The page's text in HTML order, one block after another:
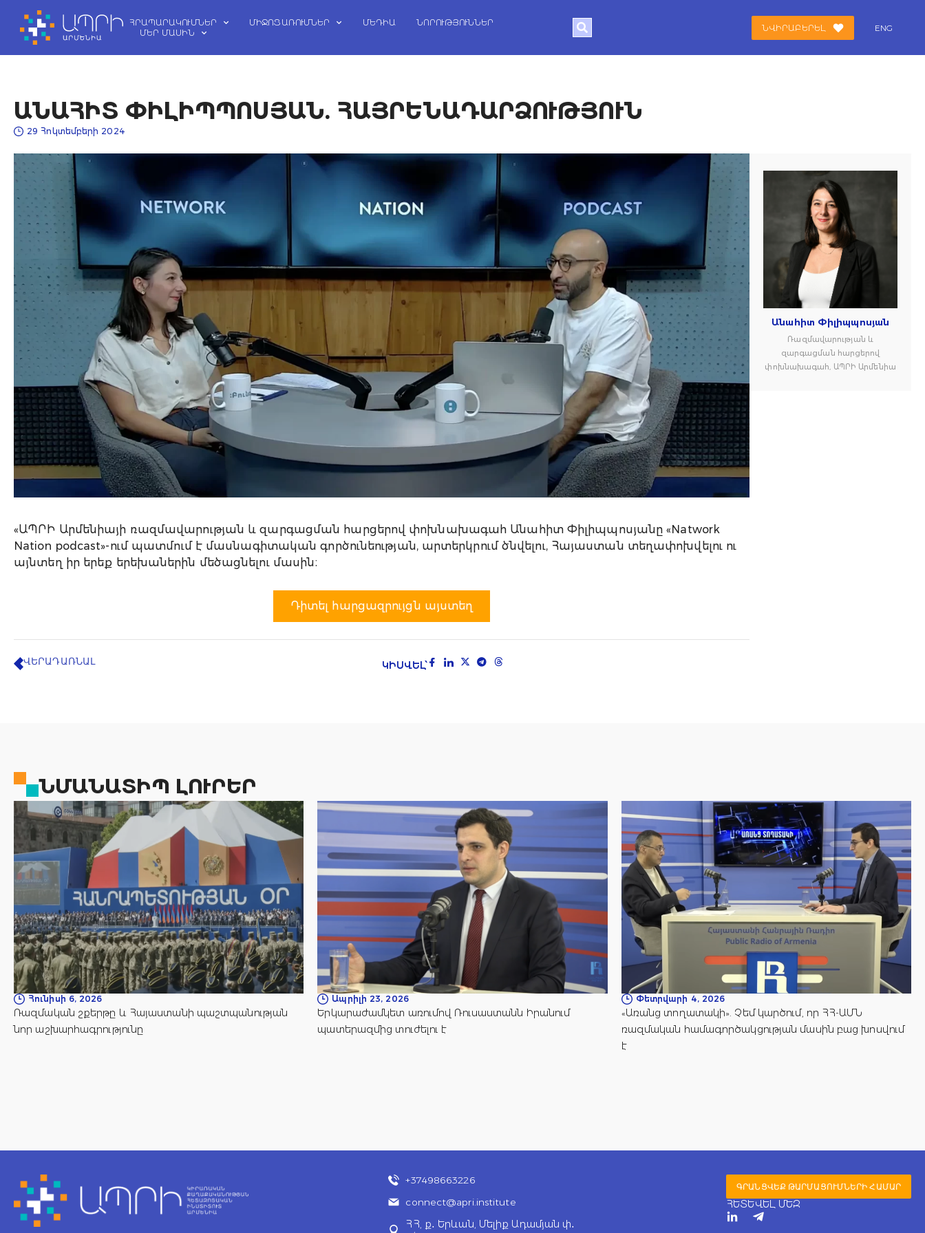
content
ՀՐԱՊԱՐԱԿՈՒՄՆԵՐ ՄԻՋՈՑԱՌՈՒՄՆԵՐ ՄԵԴԻԱ
ՆՈՐՈՒԹՅՈՒՆՆԵՐ
ՄԵՐ ՄԱՍԻՆ
Search ՆՎԻՐԱԲԵՐԵԼ ENG
ԱՆԱՀԻՏ ՓԻԼԻՊՊՈՍՅԱՆ. ՀԱՅՐԵՆԱԴԱՐՁՈՒԹՅՈՒՆ
29 Հոկտեմբերի 2024
«ԱՊՐԻ Արմենիայի ռազմավարության և զարգացման հարցերով փոխնախագահ Անահիտ Փիլիպպոսյանը «Natwork
Nation podcast»-ում պատմում է մասնագիտական գործունեության, արտերկրում ծնվելու, Հայաստան տեղափոխվելու ու
այնտեղ իր երեք երեխաներին մեծացնելու մասին։
Դիտել հարցազրույցն այստեղ
ՎԵՐԱԴԱՌՆԱԼ ԿԻՍՎԵԼ՝
Անահիտ Փիլիպպոսյան
Ռազմավարության և
զարգացման հարցերով
փոխնախագահ, ԱՊՐԻ Արմենիա
ՆՄԱՆԱՏԻՊ ԼՈՒՐԵՐ
Հունիսի 6, 2026
Ռազմական շքերթը և Հայաստանի պաշտպանության
նոր աշխարհագրությունը
Ապրիլի 23, 2026
Երկարաժամկետ առումով Ռուսաստանն Իրանում
պատերազմից տուժելու է
Փետրվարի 4, 2026
«Առանց տողատակի». Չեմ կարծում, որ ՀՀ-ԱՄՆ
ռազմական համագործակցության մասին բաց խոսվում
է
+37498663226
connect@apri.institute
ՀՀ, ք․ Երևան, Մելիք Ադամյան փ․
ԳՐԱՆՑՎԵՔ ԹԱՐՄԱՑՈՒՄՆԵՐԻ ՀԱՄԱՐ
ՀԵՏԵՎԵԼ ՄԵԶ
T